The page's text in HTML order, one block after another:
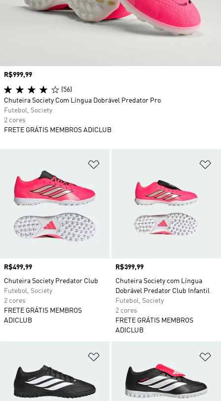
Preço
R$499,99
Chuteira Society Predator Club
Futebol, Society
2 cores
FRETE GRÁTIS MEMBROS
ADICLUB
Preço
R$399,99
Chuteira Society com Língua
Dobrável Predator Club Infantil
Futebol, Society
2 cores
FRETE GRÁTIS MEMBROS
ADICLUB
Preço
R$999,99
(56)
Chuteira Society Com Língua Dobrável Predator Pro
Futebol, Society
2 cores
FRETE GRÁTIS MEMBROS ADICLUB